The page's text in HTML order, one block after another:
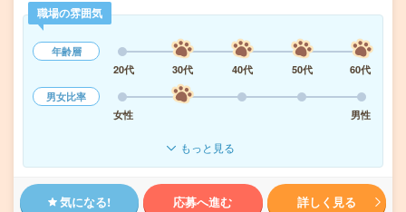
職場の雰囲気
年齢層
20代
30代 40代 50代
60代
男女比率
女性
男性
もっと見る
気になる! 応募へ進む 詳しく見る